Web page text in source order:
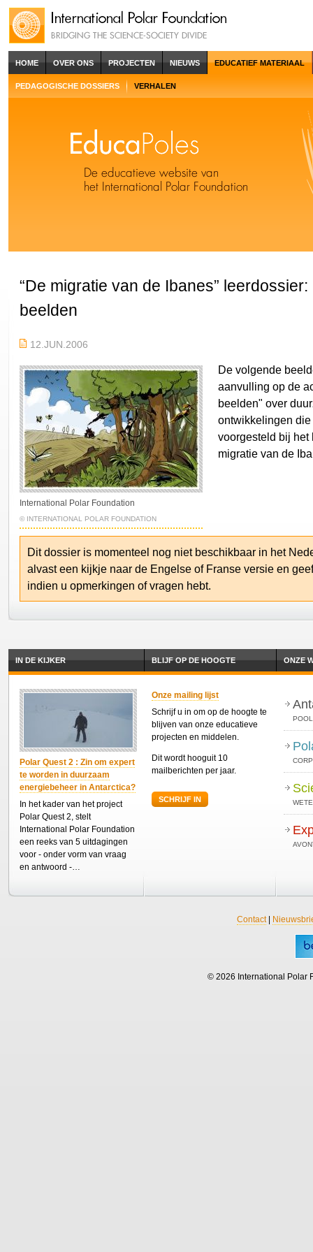
HOME OVER ONS PROJECTEN NIEUWS EDUCATIEF MATERIAAL
PEDAGOGISCHE DOSSIERS VERHALEN
“De migratie van de Ibanes”
beelden
12.JUN.2006
International Polar Foundation
© INTERNATIONAL POLAR FOUNDATION
De volgende
aanvulling op de
beelden" over
ontwikkelingen
voorgesteld bij het
migratie van de
Dit dossier is momenteel nog niet beschikbaar in het
alvast een kijkje naar de Engelse of Franse versie en
indien u opmerkingen of vragen hebt.
IN DE KIJKER
Polar Quest 2 : Zin om expert
te worden in duurzaam
energiebeheer in Antarctica?
In het kader van het project
Polar Quest 2, stelt
International Polar Foundation
een reeks van 5 uitdagingen
voor - onder vorm van vraag
en antwoord -…
BLIJF OP DE HOOGTE
Onze mailing lijst
Schrijf u in om op de hoogte te
blijven van onze educatieve
projecten en middelen.
Dit wordt hooguit 10
mailberichten per jaar.
SCHRIJF IN
ONZE
Contact|
© 2026 International Polar